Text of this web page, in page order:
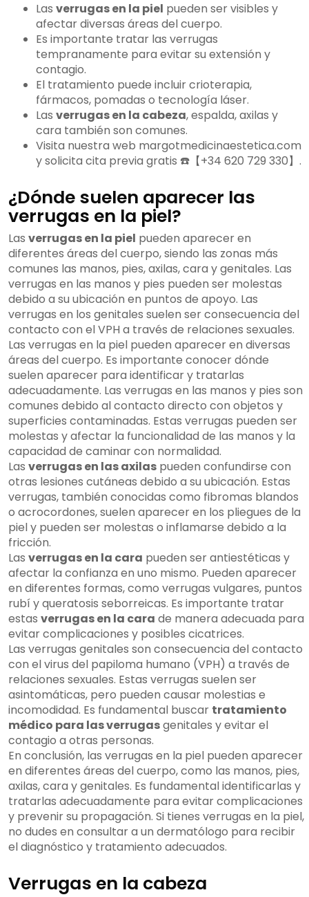
Las verrugas en la piel pueden ser visibles y
afectar diversas áreas del cuerpo.
Es importante tratar las verrugas
tempranamente para evitar su extensión y
contagio.
El tratamiento puede incluir crioterapia,
fármacos, pomadas o tecnología láser.
Las verrugas en la cabeza, espalda, axilas y
cara también son comunes.
Visita nuestra web margotmedicinaestetica.com
y solicita cita previa gratis ☎️【+34 620 729 330】.
¿Dónde suelen aparecer las
verrugas en la piel?
Las verrugas en la piel pueden aparecer en
diferentes áreas del cuerpo, siendo las zonas más
comunes las manos, pies, axilas, cara y genitales. Las
verrugas en las manos y pies pueden ser molestas
debido a su ubicación en puntos de apoyo. Las
verrugas en los genitales suelen ser consecuencia del
contacto con el VPH a través de relaciones sexuales.
Las verrugas en la piel pueden aparecer en diversas
áreas del cuerpo. Es importante conocer dónde
suelen aparecer para identificar y tratarlas
adecuadamente. Las verrugas en las manos y pies son
comunes debido al contacto directo con objetos y
superficies contaminadas. Estas verrugas pueden ser
molestas y afectar la funcionalidad de las manos y la
capacidad de caminar con normalidad.
Las verrugas en las axilas pueden confundirse con
otras lesiones cutáneas debido a su ubicación. Estas
verrugas, también conocidas como fibromas blandos
o acrocordones, suelen aparecer en los pliegues de la
piel y pueden ser molestas o inflamarse debido a la
fricción.
Las verrugas en la cara pueden ser antiestéticas y
afectar la confianza en uno mismo. Pueden aparecer
en diferentes formas, como verrugas vulgares, puntos
rubí y queratosis seborreicas. Es importante tratar
estas verrugas en la cara de manera adecuada para
evitar complicaciones y posibles cicatrices.
Las verrugas genitales son consecuencia del contacto
con el virus del papiloma humano (VPH) a través de
relaciones sexuales. Estas verrugas suelen ser
asintomáticas, pero pueden causar molestias e
incomodidad. Es fundamental buscar tratamiento
médico para las verrugasgenitales y evitar el
contagio a otras personas.
En conclusión, las verrugas en la piel pueden aparecer
en diferentes áreas del cuerpo, como las manos, pies,
axilas, cara y genitales. Es fundamental identificarlas y
tratarlas adecuadamente para evitar complicaciones
y prevenir su propagación. Si tienes verrugas en la piel,
no dudes en consultar a un dermatólogo para recibir
el diagnóstico y tratamiento adecuados.
Verrugas en la cabeza